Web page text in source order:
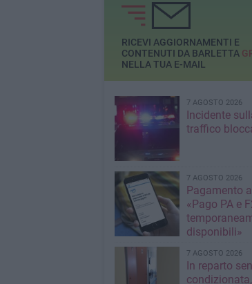
RICEVI AGGIORNAMENTI E
CONTENUTI DA BARLETTA
NELLA TUA E-MAIL
7 AGOSTO 2026
Incidente
traffico
7 AGOSTO 2026
Pagamento
«Pago PA e
disponibili»
7 AGOSTO 2026
In reparto